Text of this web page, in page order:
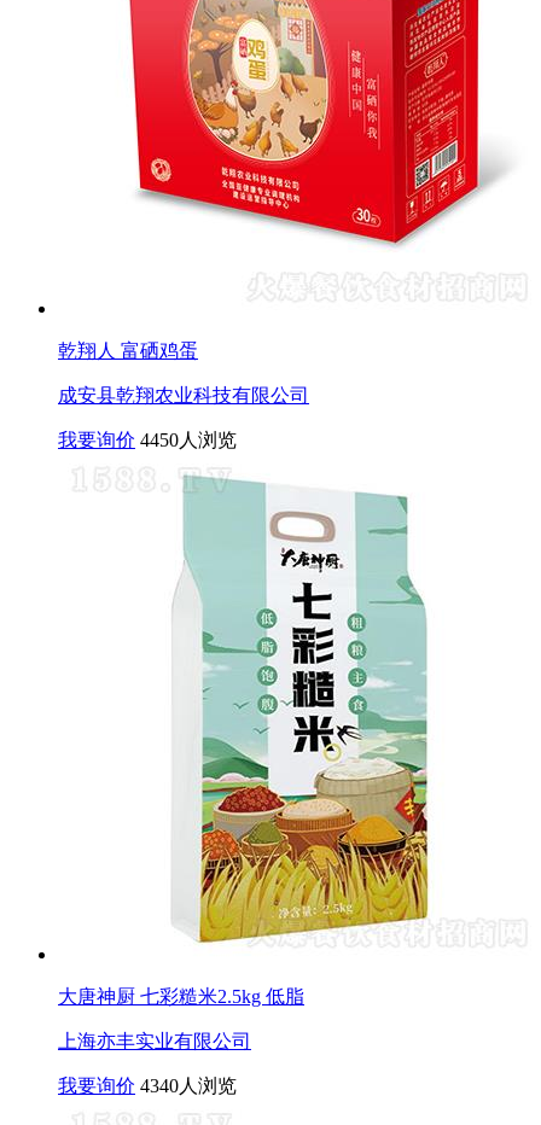
乾翔人 富硒鸡蛋
成安县乾翔农业科技有限公司
我要询价 4450人浏览
大唐神厨 七彩糙米2.5kg 低脂
上海亦丰实业有限公司
我要询价 4340人浏览